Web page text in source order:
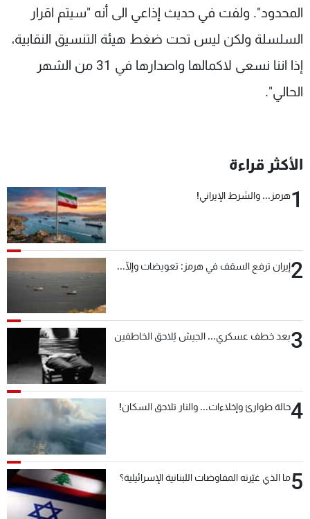
المحدود". ولفت في حديث إذاعي الى أنه "سيتم اقرار
السلسلة ولكن ليس تحت ضغط هيئة التنسيق النقابية،
إذا اننا نسعى لاكمالها واصدارها في 31 من الشهر
الحالي".
الأكثر قراءة
1هرمز... والشرط الإيراني!
2إيران ترفع السقف في هرمز: تعويضات وإلّا...
3بعد خطف عسكري... الجيش يُلاحق الخاطفين
4حالة طوارئ وإخلاءات... والنار تلاحق السكان!
5ما الذي غيّرته المفاوضات اللبنانية الإسرائيلية؟
لاعلاناتكم
شروط الإسـتخدام
سياسة الخصوصية